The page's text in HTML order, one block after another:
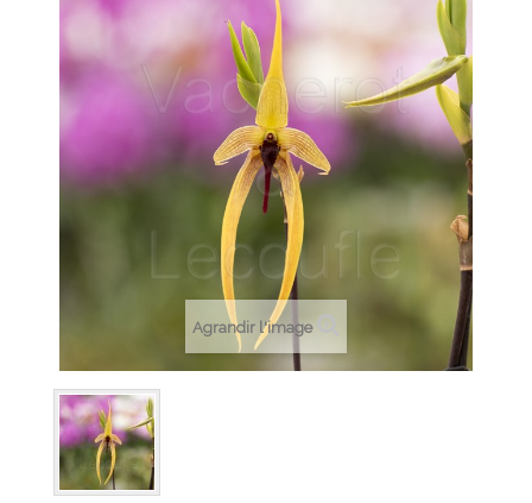
Agrandir l'image